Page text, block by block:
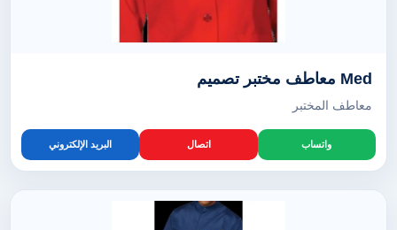
Med معاطف مختبر تصميم
معاطف المختبر
واتساب اتصال البريد الإلكتروني